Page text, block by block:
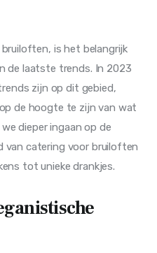
is het belangrijk
de laatste trends. In 2023
zijn op dit gebied,
de hoogte te zijn van wat
dieper ingaan op de
van catering voor bruiloften
tot unieke drankjes.